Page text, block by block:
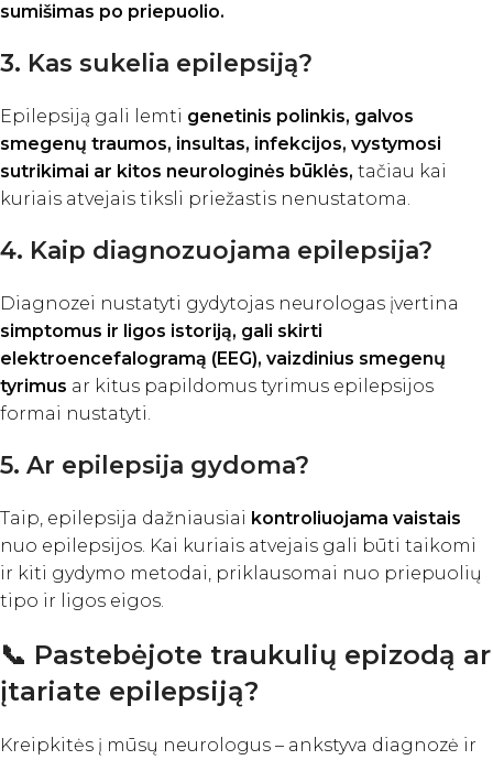
sumišimas po priepuolio.
3. Kas sukelia epilepsiją?
Epilepsiją gali lemti genetinis polinkis, galvos
smegenų traumos, insultas, infekcijos, vystymosi
sutrikimai ar kitos neurologinės būklės, tačiau kai
kuriais atvejais tiksli priežastis nenustatoma.
4. Kaip diagnozuojama epilepsija?
Diagnozei nustatyti gydytojas neurologas įvertina
simptomus ir ligos istoriją, gali skirti
elektroencefalogramą (EEG), vaizdinius smegenų
tyrimus ar kitus papildomus tyrimus epilepsijos
formai nustatyti.
5. Ar epilepsija gydoma?
Taip, epilepsija dažniausiai kontroliuojama vaistais
nuo epilepsijos. Kai kuriais atvejais gali būti taikomi
ir kiti gydymo metodai, priklausomai nuo priepuolių
tipo ir ligos eigos.
📞 Pastebėjote traukulių epizodą ar
įtariate epilepsiją?
Kreipkitės į mūsų neurologus – ankstyva diagnozė ir